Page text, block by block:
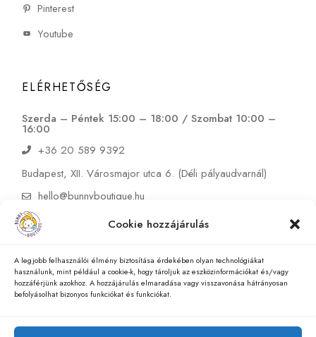
Cookie hozzájárulás
A legjobb felhasználói élmény biztosítása érdekében olyan technológiákat
használunk, mint például a cookie-k, hogy tároljuk az eszközinformációkat és/vagy
hozzáférjünk azokhoz. A hozzájárulás elmaradása vagy visszavonása hátrányosan
befolyásolhat bizonyos funkciókat és funkciókat.
Pinterest
Youtube
ELÉRHETŐSÉG
Szerda – Péntek 15:00 – 18:00 / Szombat 10:00 –
16:00
+36 20 589 9392
Budapest, XII. Városmajor utca 6. (Déli pályaudvarnál)
hello@bunnyboutique.hu